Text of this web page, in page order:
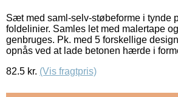
Sæt med saml-selv-støbeforme i tynde
foldelinier. Samles let med malertape
genbruges. Pk. med 5 forskellige
opnås ved at lade betonen hærde i
82.5 kr. (Vis fragtpris)